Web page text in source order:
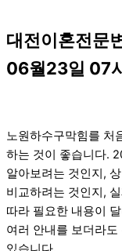
대전이혼전문
06월23일 07
노원하수구막힘를 처
하는 것이 좋습니다.
알아보려는 것인지,
비교하려는 것인지,
따라 필요한 내용이
여러 안내를 보더라